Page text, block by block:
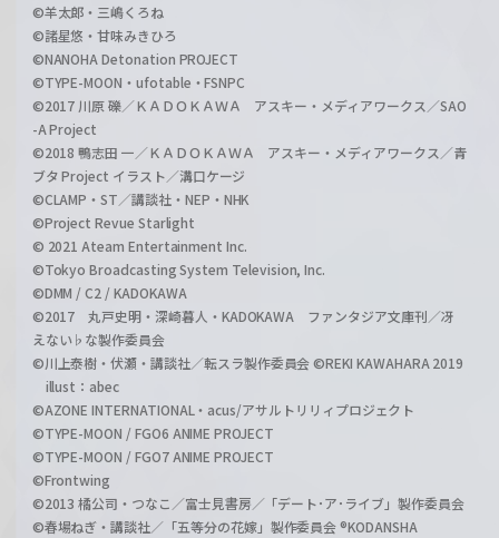
©羊太郎・三嶋くろね
©諸星悠・甘味みきひろ
©NANOHA Detonation PROJECT
©TYPE-MOON・ufotable・FSNPC
©2017 川原 礫／ＫＡＤＯＫＡＷＡ アスキー・メディアワークス／SAO
-A Project
©2018 鴨志田 一／ＫＡＤＯＫＡＷＡ アスキー・メディアワークス／青
ブタ Project イラスト／溝口ケージ
©CLAMP・ST／講談社・NEP・NHK
©Project Revue Starlight
© 2021 Ateam Entertainment Inc.
©Tokyo Broadcasting System Television, Inc.
©DMM / C2 / KADOKAWA
©2017 丸戸史明・深崎暮人・KADOKAWA ファンタジア文庫刊／冴
えない♭な製作委員会
©川上泰樹・伏瀬・講談社／転スラ製作委員会 ©REKI KAWAHARA 2019
illust：abec
©AZONE INTERNATIONAL・acus/アサルトリリィプロジェクト
©TYPE-MOON / FGO6 ANIME PROJECT
©TYPE-MOON / FGO7 ANIME PROJECT
©Frontwing
©2013 橘公司・つなこ／富士見書房／「デート･ア･ライブ」製作委員会
©春場ねぎ・講談社／「五等分の花嫁」製作委員会 ®KODANSHA